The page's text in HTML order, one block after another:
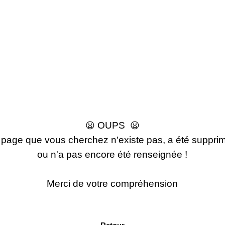
😦 OUPS 😦
que vous cherchez n'existe pas, a été
ou n'a pas encore été renseignée !
Merci de votre compréhension